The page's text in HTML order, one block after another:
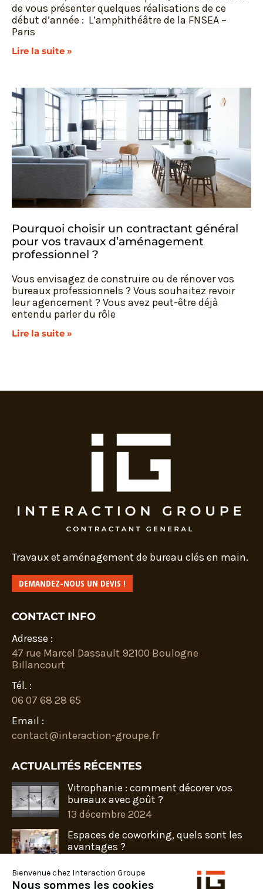
Bienvenue chez Interaction Groupe
Nous sommes les cookies
de vous présenter quelques réalisations de ce
début d’année : L’amphithéâtre de la FNSEA –
Paris
Lire la suite »
Pourquoi choisir un contractant général
pour vos travaux d’aménagement
professionnel ?
Vous envisagez de construire ou de rénover vos
bureaux professionnels ? Vous souhaitez revoir
leur agencement ? Vous avez peut-être déjà
entendu parler du rôle
Lire la suite »
Travaux et aménagement de bureau clés en main.
DEMANDEZ-NOUS UN DEVIS !
CONTACT INFO
Adresse :
47 rue Marcel Dassault 92100 Boulogne
Billancourt
Tél. :
06 07 68 28 65
Email :
contact@interaction-groupe.fr
ACTUALITÉS RÉCENTES
Vitrophanie : comment décorer vos
bureaux avec goût ?
13 décembre 2024
Espaces de coworking, quels sont les
avantages ?
Préparez votre rentrée avec Interaction